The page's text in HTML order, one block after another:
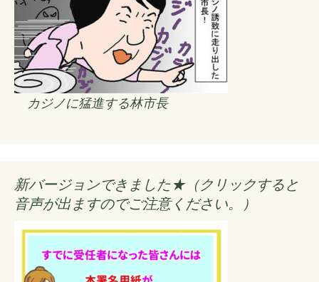
カジノに猛進する林市長
新バージョンできました★（クリックすると
音声が出ますのでご注意ください。）